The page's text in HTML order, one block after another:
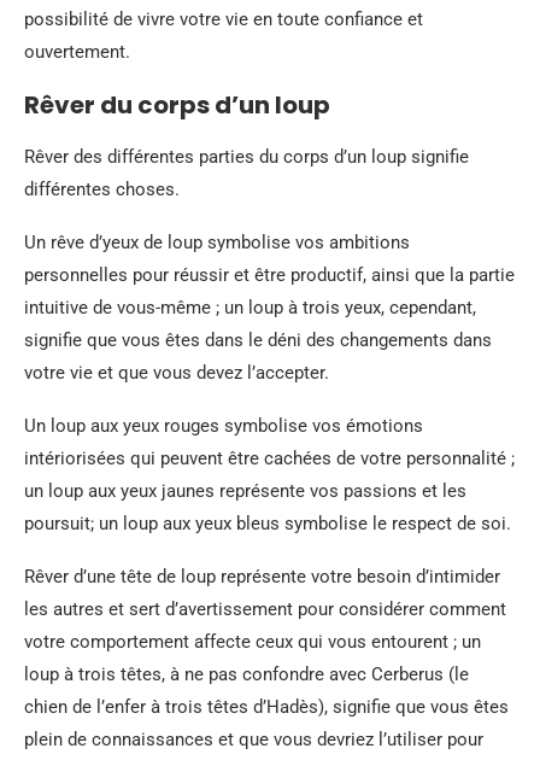
possibilité de vivre votre vie en toute confiance et
ouvertement.
Rêver du corps d’un loup
Rêver des différentes parties du corps d’un loup signifie
différentes choses.
Un rêve d’yeux de loup symbolise vos ambitions
personnelles pour réussir et être productif, ainsi que la partie
intuitive de vous-même ; un loup à trois yeux, cependant,
signifie que vous êtes dans le déni des changements dans
votre vie et que vous devez l’accepter.
Un loup aux yeux rouges symbolise vos émotions
intériorisées qui peuvent être cachées de votre personnalité ;
un loup aux yeux jaunes représente vos passions et les
poursuit; un loup aux yeux bleus symbolise le respect de soi.
Rêver d’une tête de loup représente votre besoin d’intimider
les autres et sert d’avertissement pour considérer comment
votre comportement affecte ceux qui vous entourent ; un
loup à trois têtes, à ne pas confondre avec Cerberus (le
chien de l’enfer à trois têtes d’Hadès), signifie que vous êtes
plein de connaissances et que vous devriez l’utiliser pour